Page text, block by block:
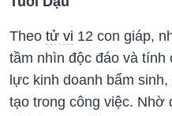
Theo tử vi 12 con giáp,
tầm nhìn độc đáo và tính
lực kinh doanh bẩm
tạo trong công việc. Nhờ